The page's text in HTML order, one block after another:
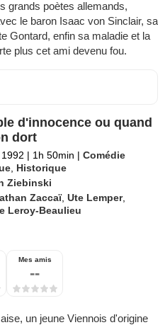
grands poètes allemands,
le baron Isaac von Sinclair, sa
Gontard, enfin sa maladie et la
plus cet ami devenu fou.
d'innocence ou quand
dort
| 1h 50min | Comédie
Historique
Ziebinski
Zaccaï,Ute Lemper,
Leroy-Beaulieu
Mes amis
--
un jeune Viennois d'origine